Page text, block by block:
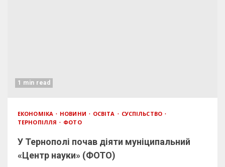
1 min read
ЕКОНОМІКА НОВИНИ ОСВІТА
СУСПІЛЬСТВО
ТЕРНОПІЛЛЯ
ФОТО
У Тернополі почав діяти муніципальний
«Центр науки» (ФОТО)